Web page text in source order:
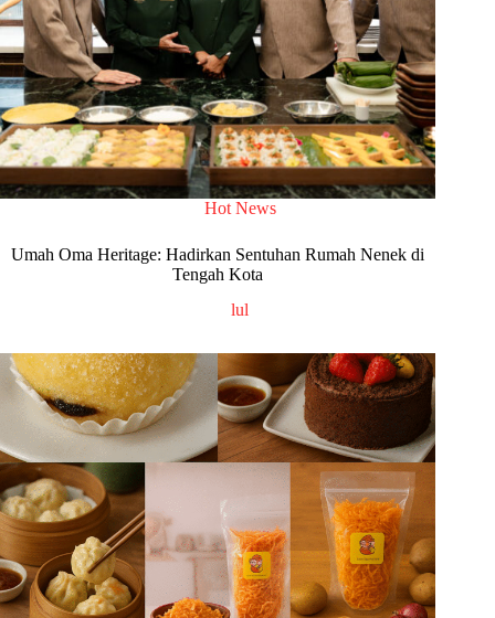
Hot News
Umah Oma Heritage: Hadirkan Sentuhan Rumah Nenek di
Tengah Kota
lul